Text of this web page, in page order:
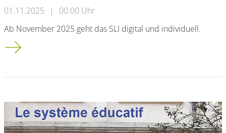
01.11.2025 |
00:00 Uhr
Ab November 2025 geht das SLI digital und individuell.
Dein Termin, dein Tempo!